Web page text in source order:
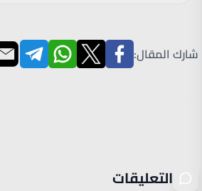
شارك المقال:
التعليقات